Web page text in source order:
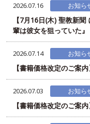
2026.07.16 お知ら
【7月16日(木) 聖教新
輩は彼女を狙っていた』
2026.07.14 お知ら
【書籍価格改定のご案内
2026.07.03 お知ら
【書籍価格改定のご案内